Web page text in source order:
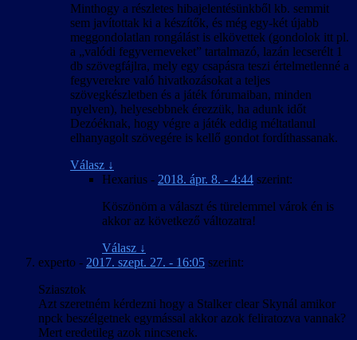
Minthogy a részletes hibajelentésünkből kb. semmit
sem javítottak ki a készítők, és még egy-két újabb
meggondolatlan rongálást is elkövettek (gondolok itt pl.
a „valódi fegyverneveket” tartalmazó, lazán lecserélt 1
db szövegfájlra, mely egy csapásra teszi értelmetlenné a
fegyverekre való hivatkozásokat a teljes
szövegkészletben és a játék fórumaiban, minden
nyelven), helyesebbnek érezzük, ha adunk időt
Dezóéknak, hogy végre a játék eddig méltatlanul
elhanyagolt szövegére is kellő gondot fordíthassanak.
Válasz ↓
Hexarius - 2018. ápr. 8. - 4:44 szerint:
Köszönöm a választ és türelemmel várok én is
akkor az következő változatra!
Válasz ↓
experto - 2017. szept. 27. - 16:05 szerint:
Sziasztok
Azt szeretném kérdezni hogy a Stalker clear Skynál amikor
npck beszélgetnek egymással akkor azok feliratozva vannak?
Mert eredetileg azok nincsenek.